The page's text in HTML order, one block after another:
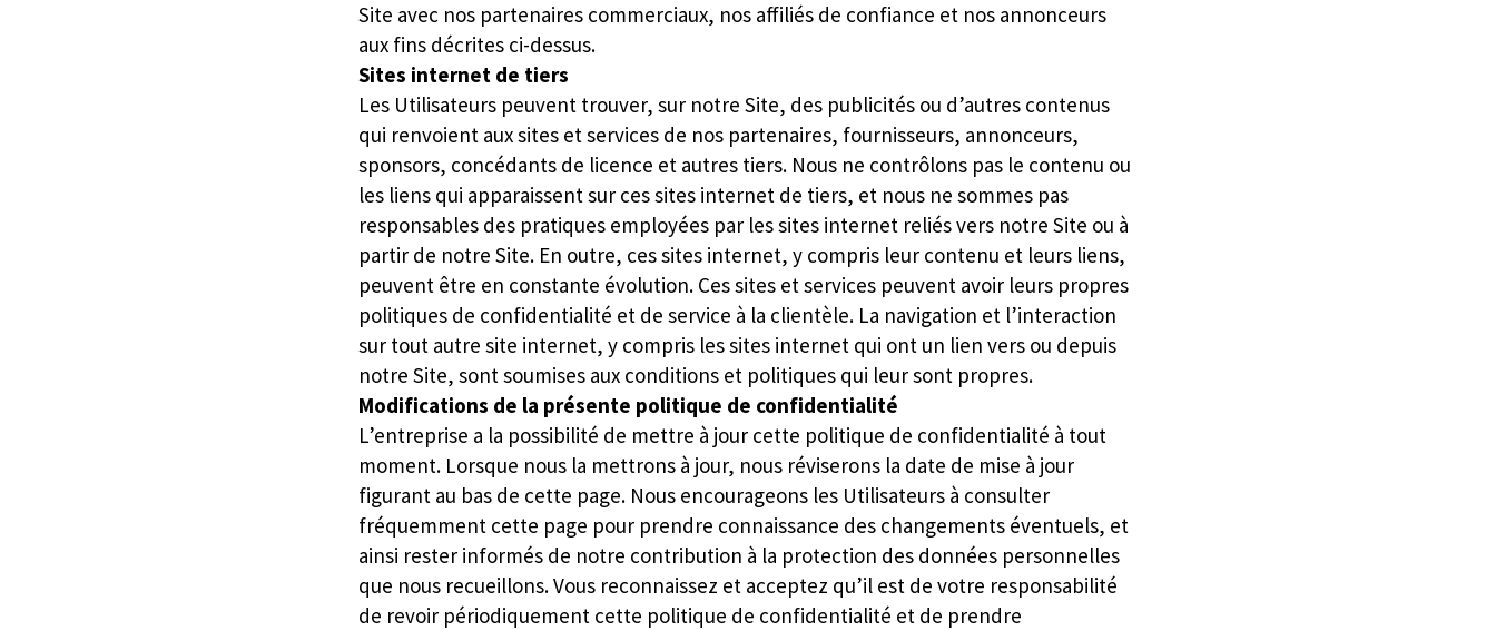
Site avec nos partenaires commerciaux, nos affiliés de confiance et nos annonceurs
aux fins décrites ci-dessus.
Sites internet de tiers
Les Utilisateurs peuvent trouver, sur notre Site, des publicités ou d’autres contenus
qui renvoient aux sites et services de nos partenaires, fournisseurs, annonceurs,
sponsors, concédants de licence et autres tiers. Nous ne contrôlons pas le contenu ou
les liens qui apparaissent sur ces sites internet de tiers, et nous ne sommes pas
responsables des pratiques employées par les sites internet reliés vers notre Site ou à
partir de notre Site. En outre, ces sites internet, y compris leur contenu et leurs liens,
peuvent être en constante évolution. Ces sites et services peuvent avoir leurs propres
politiques de confidentialité et de service à la clientèle. La navigation et l’interaction
sur tout autre site internet, y compris les sites internet qui ont un lien vers ou depuis
notre Site, sont soumises aux conditions et politiques qui leur sont propres.
Modifications de la présente politique de confidentialité
L’entreprise a la possibilité de mettre à jour cette politique de confidentialité à tout
moment. Lorsque nous la mettrons à jour, nous réviserons la date de mise à jour
figurant au bas de cette page. Nous encourageons les Utilisateurs à consulter
fréquemment cette page pour prendre connaissance des changements éventuels, et
ainsi rester informés de notre contribution à la protection des données personnelles
que nous recueillons. Vous reconnaissez et acceptez qu’il est de votre responsabilité
de revoir périodiquement cette politique de confidentialité et de prendre